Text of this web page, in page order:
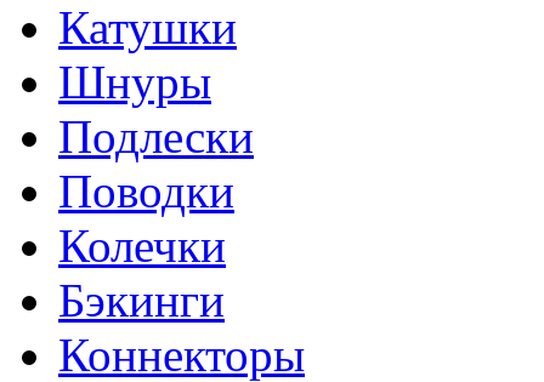
Катушки
Шнуры
Подлески
Поводки
Колечки
Бэкинги
Коннекторы